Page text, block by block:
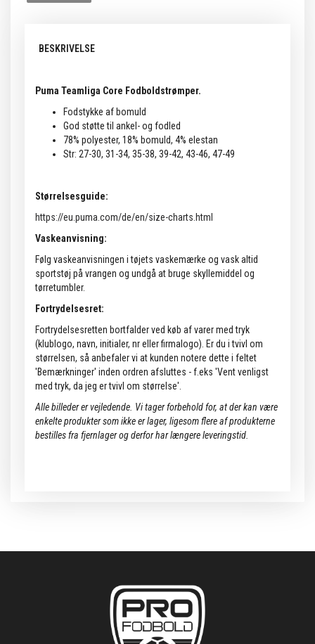
BESKRIVELSE
Puma Teamliga Core Fodboldstrømper.
Fodstykke af bomuld
God støtte til ankel- og fodled
78% polyester, 18% bomuld, 4% elestan
Str: 27-30, 31-34, 35-38, 39-42, 43-46, 47-49
Størrelsesguide:
https://eu.puma.com/de/en/size-charts.html
Vaskeanvisning:
Følg vaskeanvisningen i tøjets vaskemærke og vask altid
sportstøj på vrangen og undgå at bruge skyllemiddel og
tørretumbler.
Fortrydelsesret:
Fortrydelsesretten bortfalder ved køb af varer med tryk
(klublogo, navn, initialer, nr eller firmalogo). Er du i tvivl om
størrelsen, så anbefaler vi at kunden notere dette i feltet
'Bemærkninger' inden ordren afsluttes - f.eks 'Vent venligst
med tryk, da jeg er tvivl om størrelse'.
Alle billeder er vejledende. Vi tager forbehold for, at der kan være
enkelte produkter som ikke er lager, ligesom flere af produkterne
bestilles fra fjernlager og derfor har længere leveringstid.